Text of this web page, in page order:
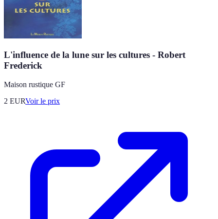
L'influence de la lune sur les cultures - Robert
Frederick
Maison rustique GF
2 EURVoir le prix